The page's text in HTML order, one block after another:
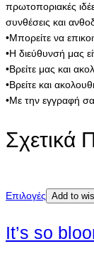
πρωτοποριακές
συνθέσεις και
•Μπορείτε να
•Η διεύθυνσή μας
•Βρείτε μας και
•Βρείτε και
•Με την εγγραφή
Σχετικά
Επιλογές Add to
It’s so